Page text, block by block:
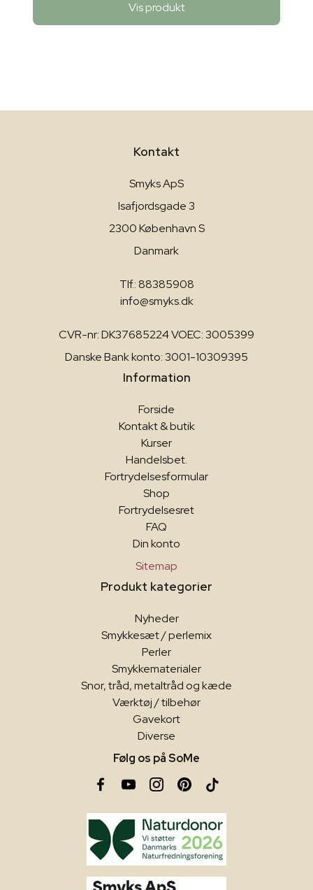
Vis produkt
Kontakt
Smyks ApS
Isafjordsgade 3
2300 København S
Danmark
Tlf.: 88385908
info@smyks.dk
CVR-nr: DK37685224 VOEC: 3005399
Danske Bank konto: 3001-10309395
Information
Forside
Kontakt & butik
Kurser
Handelsbet.
Fortrydelsesformular
Shop
Fortrydelsesret
FAQ
Din konto
Sitemap
Produkt kategorier
Nyheder
Smykkesæt / perlemix
Perler
Smykkematerialer
Snor, tråd, metaltråd og kæde
Værktøj / tilbehør
Gavekort
Diverse
Følg os på SoMe